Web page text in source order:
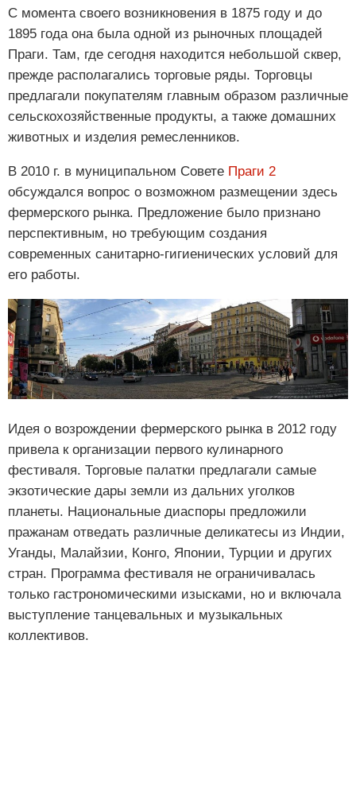
С момента своего возникновения в 1875 году и до
1895 года она была одной из рыночных площадей
Праги. Там, где сегодня находится небольшой сквер,
прежде располагались торговые ряды. Торговцы
предлагали покупателям главным образом различные
сельскохозяйственные продукты, а также домашних
животных и изделия ремесленников.
В 2010 г. в муниципальном Совете Праги 2
обсуждался вопрос о возможном размещении здесь
фермерского рынка. Предложение было признано
перспективным, но требующим создания
современных санитарно-гигиенических условий для
его работы.
Идея о возрождении фермерского рынка в 2012 году
привела к организации первого кулинарного
фестиваля. Торговые палатки предлагали самые
экзотические дары земли из дальних уголков
планеты. Национальные диаспоры предложили
пражанам отведать различные деликатесы из Индии,
Уганды, Малайзии, Конго, Японии, Турции и других
стран. Программа фестиваля не ограничивалась
только гастрономическими изысками, но и включала
выступление танцевальных и музыкальных
коллективов.